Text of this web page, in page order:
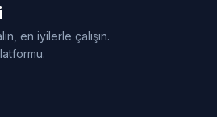
en iyilerle çalışın.